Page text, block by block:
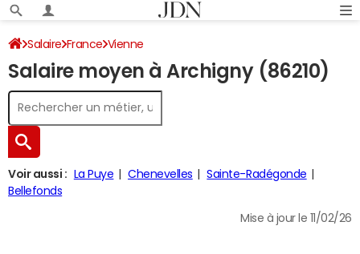
Salaire France Vienne
Salaire moyen à Archigny (86210)
Voir aussi : La Puye Chenevelles
Sainte-Radégonde
Bellefonds
Mise à jour le 11/02/26